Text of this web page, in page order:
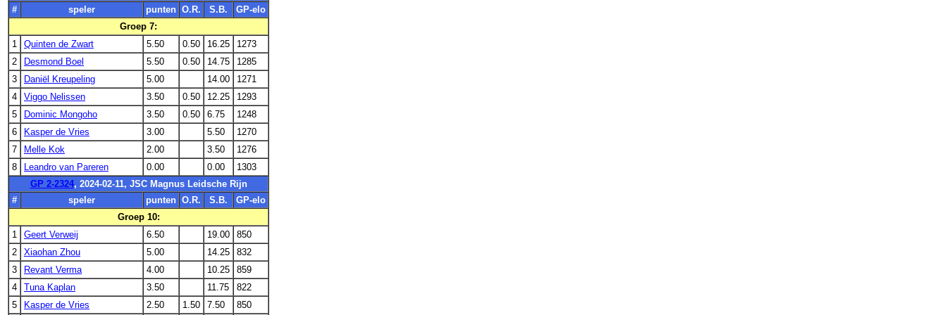
#
speler punten O.R. S.B.
GP-elo
Groep 7:
1
Quinten de Zwart 5.50 0.50 16.25
1273
2
Desmond Boel 5.50 0.50 14.75
1285
3
Daniël Kreupeling 5.00 14.00
1271
4
Viggo Nelissen 3.50 0.50 12.25
1293
5
Dominic Mongoho 3.50 0.50 6.75
1248
6
Kasper de Vries 3.00 5.50
1270
7
Melle Kok 2.00 3.50
1276
8
Leandro van Pareren 0.00 0.00
1303
GP 2-2324, 2024-02-11, JSC Magnus Leidsche Rijn
#
speler punten O.R. S.B.
GP-elo
Groep 10:
1
Geert Verweij 6.50 19.00
850
2
Xiaohan Zhou 5.00 14.25
832
3
Revant Verma 4.00 10.25
859
4
Tuna Kaplan 3.50 11.75
822
5
Kasper de Vries 2.50 1.50 7.50 850